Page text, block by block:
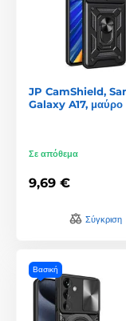
JP CamShield,
Galaxy A17, μαύρο
Σε απόθεμα
9,69 €
Σύγκριση
Βασική